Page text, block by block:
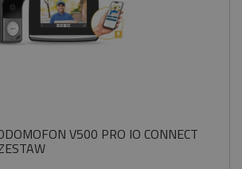
V500 PRO IO CONNECT